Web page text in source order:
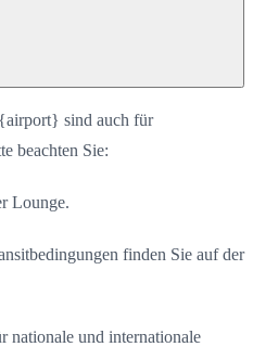
sind auch für
beachten Sie:
Lounge.
finden Sie auf der
nationale und internationale